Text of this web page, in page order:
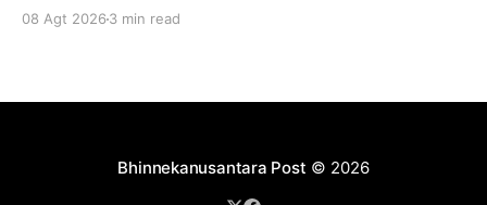
Latihan Kesiapsiagaan Operasional (LKO)
08 Agt 2026 3 min read
Bhinnekanusantara Post © 2026